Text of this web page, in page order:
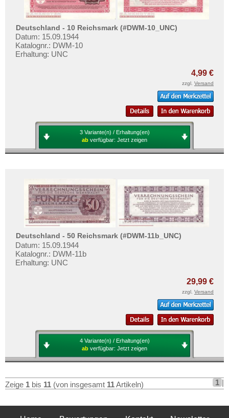
Deutschland - 10 Reichsmark (#DWM-10_UNC)
Datum: 15.09.1944
Katalognr.: DWM-10
Erhaltung: UNC
4,99 €
zzgl. Versand
3 Variante(n) / Erhaltung(en)
ab verfügbar: Jetzt zeigen
Deutschland - 50 Reichsmark (#DWM-11b_UNC)
Datum: 15.09.1944
Katalognr.: DWM-11b
Erhaltung: UNC
29,99 €
zzgl. Versand
4 Variante(n) / Erhaltung(en)
ab verfügbar: Jetzt zeigen
Zeige 1 bis 11 (von insgesamt 11Artikeln) 1 |